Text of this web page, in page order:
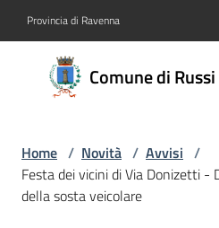
Provincia di Ravenna
Comune di Russi
Comune
di Russi
Amministrazione
Home / Novità / Avvisi /
Festa dei vicini di Via Donizetti -
della sosta veicolare